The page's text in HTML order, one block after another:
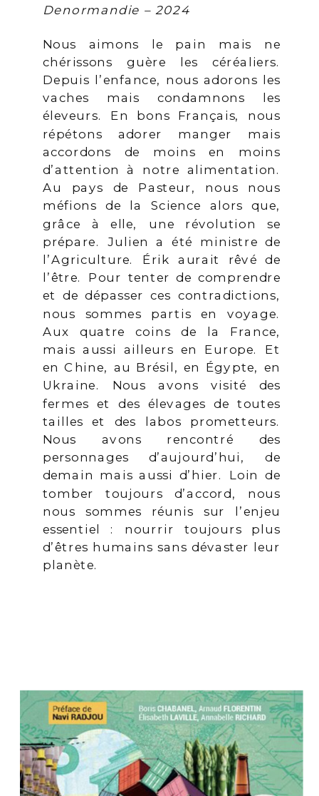
Denormandie – 2024
Nous aimons le pain mais ne
chérissons guère les céréaliers.
Depuis l’enfance, nous adorons les
vaches mais condamnons les
éleveurs. En bons Français, nous
répétons adorer manger mais
accordons de moins en moins
d’attention à notre alimentation.
Au pays de Pasteur, nous nous
méfions de la Science alors que,
grâce à elle, une révolution se
prépare. Julien a été ministre de
l’Agriculture. Érik aurait rêvé de
l’être. Pour tenter de comprendre
et de dépasser ces contradictions,
nous sommes partis en voyage.
Aux quatre coins de la France,
mais aussi ailleurs en Europe. Et
en Chine, au Brésil, en Égypte, en
Ukraine. Nous avons visité des
fermes et des élevages de toutes
tailles et des labos prometteurs.
Nous avons rencontré des
personnages d’aujourd’hui, de
demain mais aussi d’hier. Loin de
tomber toujours d’accord, nous
nous sommes réunis sur l’enjeu
essentiel : nourrir toujours plus
d’êtres humains sans dévaster leur
planète.